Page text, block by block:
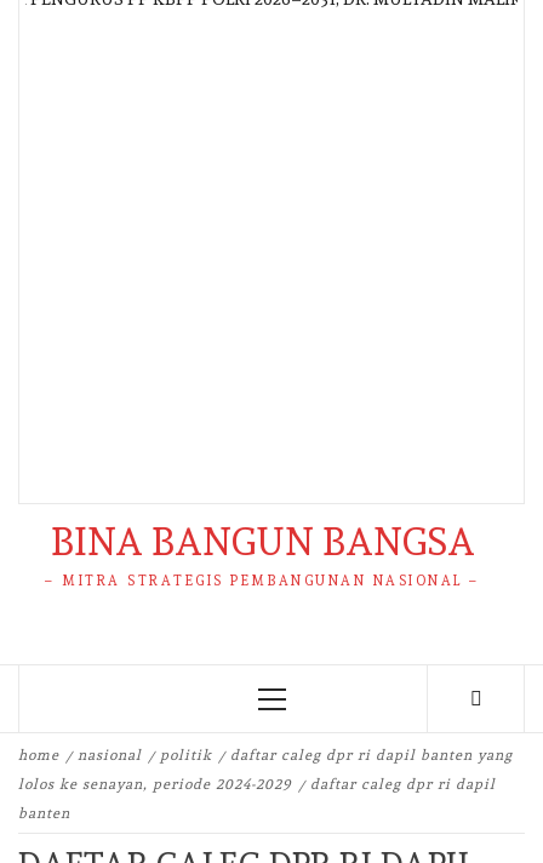
BINA BANGUN BANGSA
– MITRA STRATEGIS PEMBANGUNAN NASIONAL –
Primary
home nasional politik
daftar caleg dpr ri dapil banten yang
lolos ke senayan, periode 2024-2029
daftar caleg dpr ri dapil
banten